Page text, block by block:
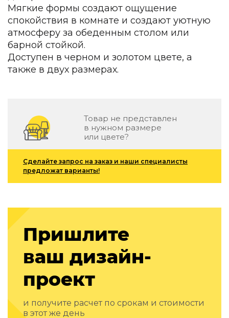
Стеновые декоративные панели
для террас
Террасные и фасадные системы
Биоклиматические перголы
Камень
Изделия из натурального мрамора и камня
Все категории товаров
Бренды
Реализованные проекты
Мягкие формы создают ощущение
спокойствия в комнате и создают уютную
атмосферу за обеденным столом или
барной стойкой.
Доступен в черном и золотом цвете, а
также в двух размерах.
Товар не представлен
в нужном размере
или цвете?
Сделайте запрос на заказ и наши специалисты
предложат варианты!
Пришлите
ваш дизайн-
проект
и получите расчет по срокам и стоимости
в этот же день